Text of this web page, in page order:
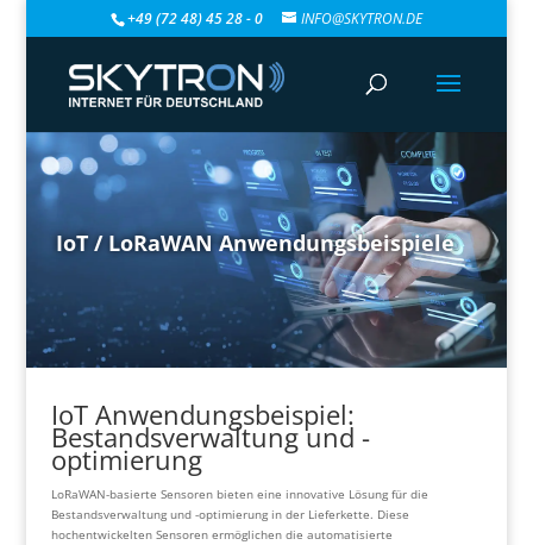
+49 (72 48) 45 28 - 0 INFO@SKYTRON.DE
IoT / LoRaWAN Anwendungsbeispiele
IoT Anwendungsbeispiel:
Bestandsverwaltung und -
optimierung
LoRaWAN-basierte Sensoren bieten eine innovative Lösung für die
Bestandsverwaltung und -optimierung in der Lieferkette. Diese
hochentwickelten Sensoren ermöglichen die automatisierte